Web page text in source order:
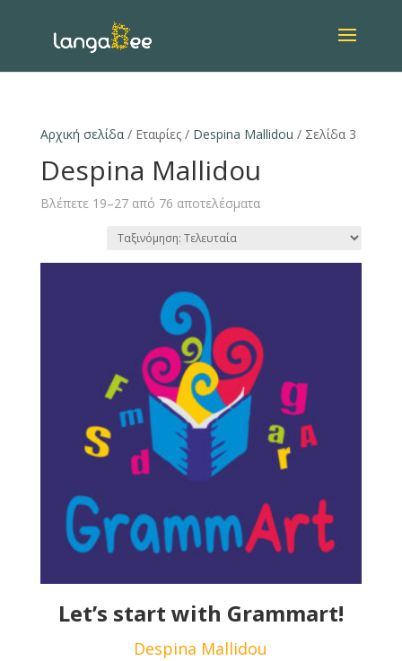
Αρχική σελίδα/ Εταιρίες / Despina Mallidou / Σελίδα 3
Despina Mallidou
Βλέπετε 19–27 από 76 αποτελέσματα
Let’s start with Grammart!
Despina Mallidou